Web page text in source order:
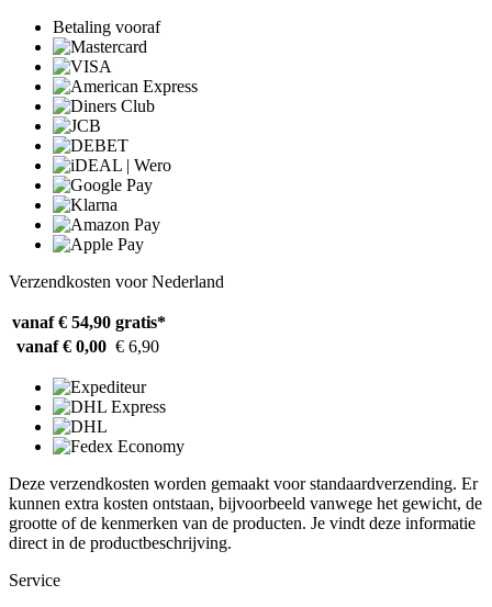
Betaling vooraf
Verzendkosten voor Nederland
vanaf € 54,90 gratis*
vanaf € 0,00 € 6,90
Deze verzendkosten worden gemaakt voor standaardverzending. Er
kunnen extra kosten ontstaan, bijvoorbeeld vanwege het gewicht, de
grootte of de kenmerken van de producten. Je vindt deze informatie
direct in de productbeschrijving.
Service